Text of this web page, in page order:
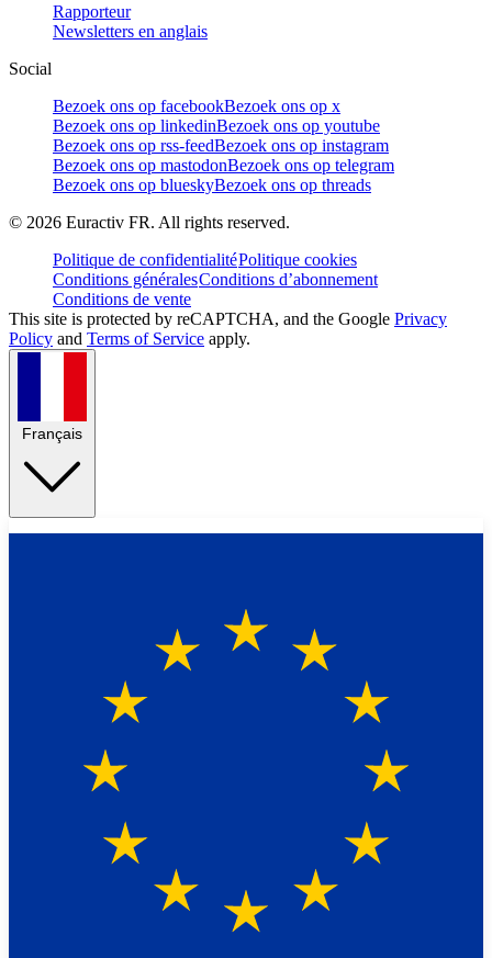
Rapporteur
Newsletters en anglais
Social
Bezoek ons op facebookBezoek ons op x
Bezoek ons op linkedinBezoek ons op youtube
Bezoek ons op rss-feedBezoek ons op instagram
Bezoek ons op mastodonBezoek ons op telegram
Bezoek ons op blueskyBezoek ons op threads
© 2026 Euractiv FR. All rights reserved.
Politique de confidentialitéPolitique cookies
Conditions généralesConditions d’abonnement
Conditions de vente
This site is protected by reCAPTCHA, and the Google Privacy
Policy and Terms of Service apply.
Français